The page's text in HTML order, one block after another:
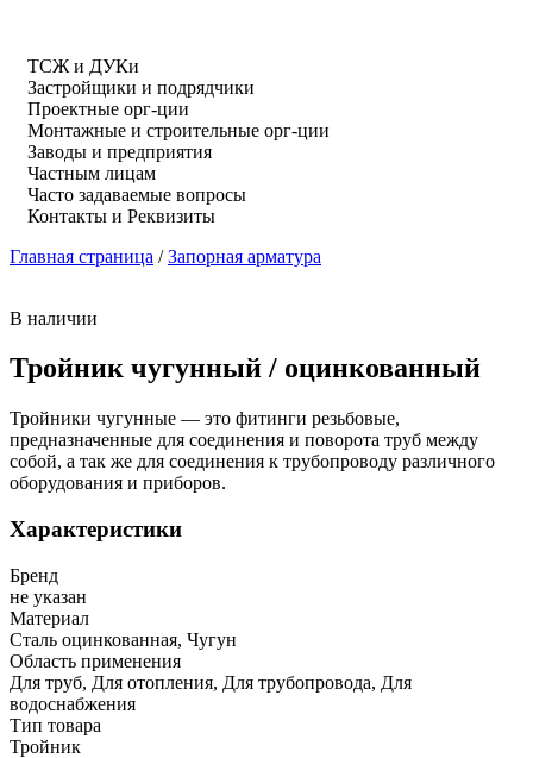
ТСЖ и ДУКи
Застройщики и подрядчики
Проектные орг-ции
Монтажные и строительные орг-ции
Заводы и предприятия
Частным лицам
Часто задаваемые вопросы
Контакты и Реквизиты
Главная страница /Запорная арматура
В наличии
Тройник чугунный / оцинкованный
Тройники чугунные — это фитинги резьбовые,
предназначенные для соединения и поворота труб между
собой, а так же для соединения к трубопроводу различного
оборудования и приборов.
Характеристики
Бренд
не указан
Материал
Сталь оцинкованная, Чугун
Область применения
Для труб, Для отопления, Для трубопровода, Для
водоснабжения
Тип товара
Тройник